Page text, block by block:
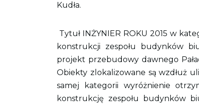
Kudła.
Tytuł INŻYNIER ROKU 2015 w
konstrukcji zespołu budynków
projekt przebudowy dawnego
Obiekty zlokalizowane są wzdłuż
samej kategorii wyróżnienie
konstrukcję zespołu budynków